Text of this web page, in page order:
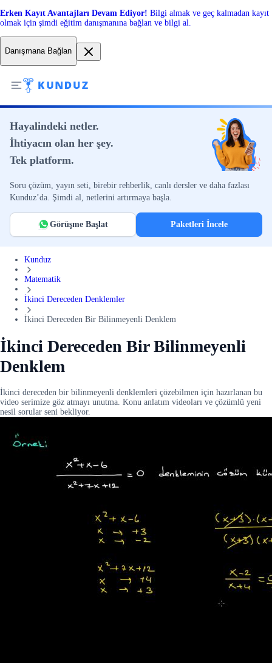
Erken Kayıt Avantajları Devam Ediyor! Bilgi almak ve geç kalmadan kayıt
olmak için şimdi eğitim danışmanına bağlan ve bilgi al.
Danışmana Bağlan
Hayalindeki netler.
İhtiyacın olan her şey.
Tek platform.
Soru çözüm, yayın seti, birebir rehberlik, canlı dersler ve daha fazlası
Kunduz’da. Şimdi al, netlerini artırmaya başla.
Görüşme Başlat Paketleri İncele
Kunduz
Matematik
İkinci Dereceden Denklemler
İkinci Dereceden Bir Bilinmeyenli Denklem
İkinci Dereceden Bir Bilinmeyenli
Denklem
İkinci dereceden bir bilinmeyenli denklemleri çözebilmen için hazırlanan bu
video serimize göz atmayı unutma. Konu anlatım videoları ve çözümlü yeni
nesil sorular seni bekliyor.